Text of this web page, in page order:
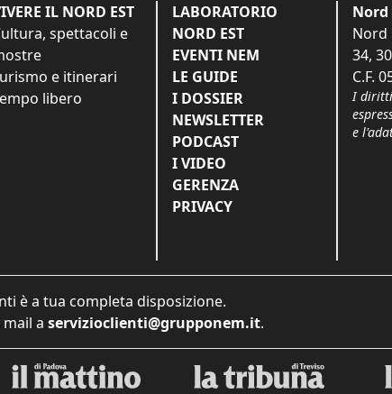
IL NORD EST
spettacoli e
e itinerari
libero
LABORATORIO
NORD EST
EVENTI NEM
LE GUIDE
I DOSSIER
NEWSLETTER
PODCAST
I VIDEO
GERENZA
PRIVACY
Nord
Nord
34,
C.F.
I diritti
e
è a tua completa disposizione.
a servizioclienti@grupponem.it.